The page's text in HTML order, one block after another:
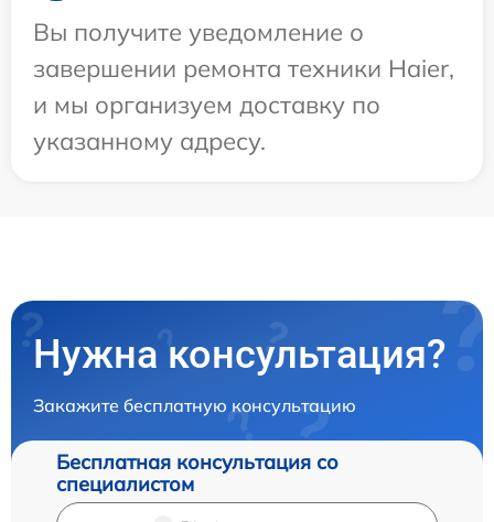
Вы получите уведомление о
завершении ремонта техники Haier,
и мы организуем доставку по
указанному адресу.
Нужна консультация?
Закажите бесплатную консультацию
Бесплатная консультация со
специалистом